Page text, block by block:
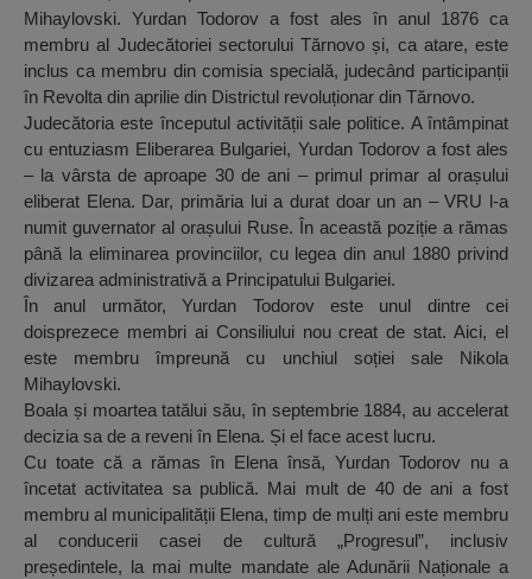
Mihaylovski. Yurdan Todorov a fost ales în anul 1876 ca
membru al Judecătoriei sectorului Tărnovo și, ca atare, este
inclus ca membru din comisia specială, judecând participanții
în Revolta din aprilie din Districtul revoluționar din Tărnovo.
Judecătoria este începutul activității sale politice. A întâmpinat
cu entuziasm Eliberarea Bulgariei, Yurdan Todorov a fost ales
– la vârsta de aproape 30 de ani – primul primar al orașului
eliberat Elena. Dar, primăria lui a durat doar un an – VRU l-a
numit guvernator al orașului Ruse. În această poziție a rămas
până la eliminarea provinciilor, cu legea din anul 1880 privind
divizarea administrativă a Principatului Bulgariei.
În anul următor, Yurdan Todorov este unul dintre cei
doisprezece membri ai Consiliului nou creat de stat. Aici, el
este membru împreună cu unchiul soției sale Nikola
Mihaylovski.
Boala și moartea tatălui său, în septembrie 1884, au accelerat
decizia sa de a reveni în Elena. Și el face acest lucru.
Cu toate că a rămas în Elena însă, Yurdan Todorov nu a
încetat activitatea sa publică. Mai mult de 40 de ani a fost
membru al municipalității Elena, timp de mulți ani este membru
al conducerii casei de cultură „Progresul”, inclusiv
președintele, la mai multe mandate ale Adunării Naționale a